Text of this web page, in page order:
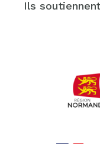
Ils